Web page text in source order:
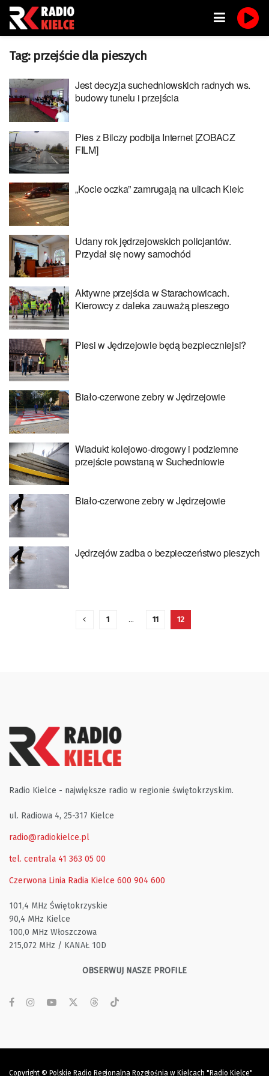
Tag: przejście dla pieszych
Jest decyzja suchedniowskich radnych ws.
budowy tunelu i przejścia
Pies z Bilczy podbija Internet [ZOBACZ
FILM]
„Kocie oczka” zamrugają na ulicach Kielc
Udany rok jędrzejowskich policjantów.
Przydał się nowy samochód
Aktywne przejścia w Starachowicach.
Kierowcy z daleka zauważą pieszego
Piesi w Jędrzejowie będą bezpieczniejsi?
Biało-czerwone zebry w Jędrzejowie
Wiadukt kolejowo-drogowy i podziemne
przejście powstaną w Suchedniowie
Biało-czerwone zebry w Jędrzejowie
Jędrzejów zadba o bezpieczeństwo pieszych
1 … 11 12
Radio Kielce - największe radio w regionie świętokrzyskim.
ul. Radiowa 4, 25-317 Kielce
radio@radiokielce.pl
tel. centrala 41 363 05 00
Czerwona Linia Radia Kielce 600 904 600
101,4 MHz Świętokrzyskie
90,4 MHz Kielce
100,0 MHz Włoszczowa
215,072 MHz / KANAŁ 10D
OBSERWUJ NASZE PROFILE
Copyright © Polskie Radio Regionalna Rozgłośnia w Kielcach "Radio Kielce"